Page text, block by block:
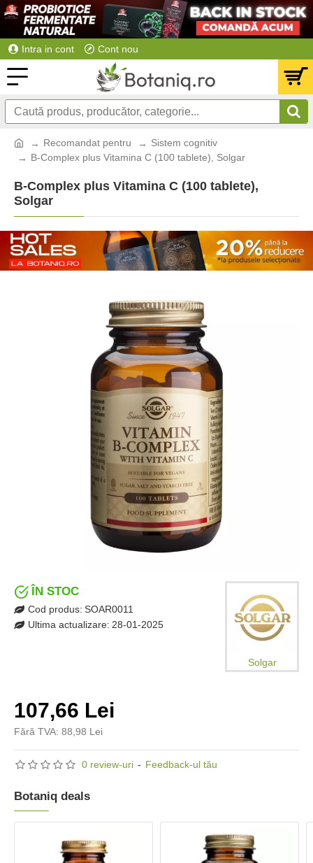
Intra in cont Cont nou
Recomandat pentru
Sistem cognitiv
B-Complex plus Vitamina C (100 tablete), Solgar
B-Complex plus Vitamina C (100 tablete),
Solgar
0 review-uri - Feedback-ul tău
107,66 Lei
Fără TVA: 88,98 Lei
ÎN STOC
Cod produs: SOAR0011
Ultima actualizare: 28-01-2025
Solgar
Botaniq deals